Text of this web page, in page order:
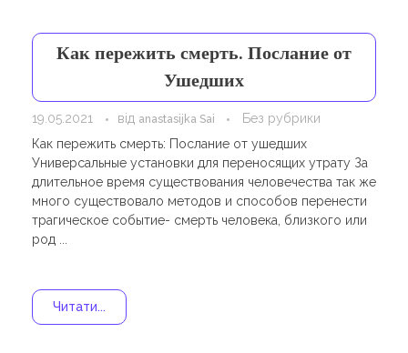
Как пережить смерть. Послание от
Ушедших
19.05.2021 від anastasijka Sai
Без рубрики
Как пережить смерть: Послание от ушедших
Универсальные установки для переносящих утрату За
длительное время существования человечества так же
много существовало методов и способов перенести
трагическое событие- смерть человека, близкого или
род ...
Читати...